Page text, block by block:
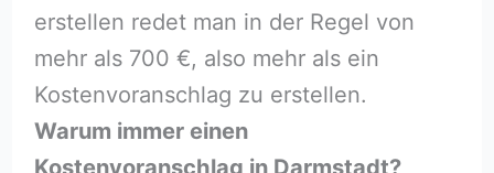
erstellen redet man in der Regel von
mehr als 700 €, also mehr als ein
Kostenvoranschlag zu erstellen.
Warum immer einen
Kostenvoranschlag in Darmstadt?